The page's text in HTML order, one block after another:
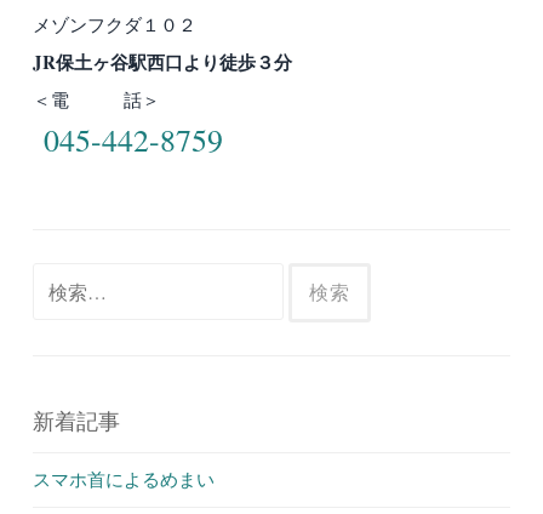
メゾンフクダ１０２
JR保土ヶ谷駅西口より徒歩３分
＜電 話＞
045-442-8759
新着記事
スマホ首によるめまい